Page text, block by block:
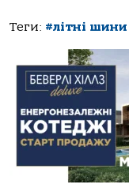
Теги: #літні шини